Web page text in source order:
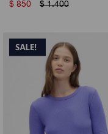
$ 850 $ 1.400